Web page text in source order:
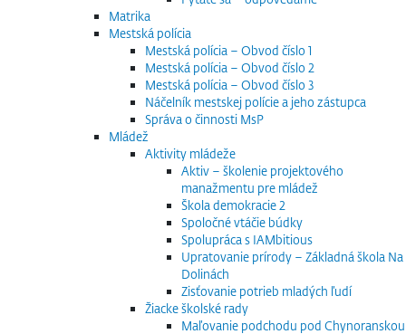
Matrika
Mestská polícia
Mestská polícia – Obvod číslo 1
Mestská polícia – Obvod číslo 2
Mestská polícia – Obvod číslo 3
Náčelník mestskej polície a jeho zástupca
Správa o činnosti MsP
Mládež
Aktivity mládeže
Aktiv – školenie projektového
manažmentu pre mládež
Škola demokracie 2
Spoločné vtáčie búdky
Spolupráca s IAMbitious
Upratovanie prírody – Základná škola Na
Dolinách
Zisťovanie potrieb mladých ľudí
Žiacke školské rady
Maľovanie podchodu pod Chynoranskou